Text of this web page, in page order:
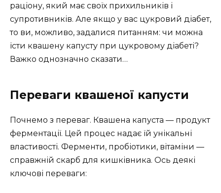
раціону, який має своїх прихильників і
супротивників. Але якщо у вас цукровий діабет,
то ви, можливо, задалися питанням: чи можна
їсти квашену капусту при цукровому діабеті?
Важко однозначно сказати…
Переваги квашеної капусти
Почнемо з переваг. Квашена капуста — продукт
ферментації. Цей процес надає їй унікальні
властивості. Ферменти, пробіотики, вітаміни —
справжній скарб для кишківника. Ось деякі
ключові переваги: